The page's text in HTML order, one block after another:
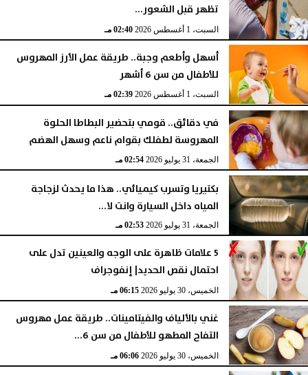
تظهر قبل الشعور...
السبت، 1 أغسطس 2026 02:40 مـ
أسهل وأطعم وجبة.. طريقة عمل الأرز المهروس
للأطفال من سن 6 أشهر
السبت، 1 أغسطس 2026 02:39 مـ
في دقائق.. قومي بتحضير البطاطا الحلوة
المهروسة لطفلك بقوام ناعم وسهل الهضم
الجمعة، 31 يوليو 2026 02:54 مـ
بكتيريا وتسرب كيميائي.. هذا ما يحدث لزجاجة
المياه داخل السيارة وانت لا...
الجمعة، 31 يوليو 2026 02:53 مـ
5 علامات ظاهرة على الوجه والعينين تدل على
احتمال نقص الحديد| إنفوجراف
الخميس، 30 يوليو 2026 06:15 مـ
غني بالألياف والفيتامينات.. طريقة عمل مهروس
التفاح المطهو للأطفال من سن 6...
الخميس، 30 يوليو 2026 06:06 مـ